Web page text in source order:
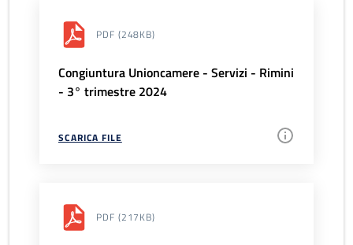
PDF (248KB)
Congiuntura Unioncamere - Servizi - Rimini
- 3° trimestre 2024
SCARICA FILE
PDF (217KB)